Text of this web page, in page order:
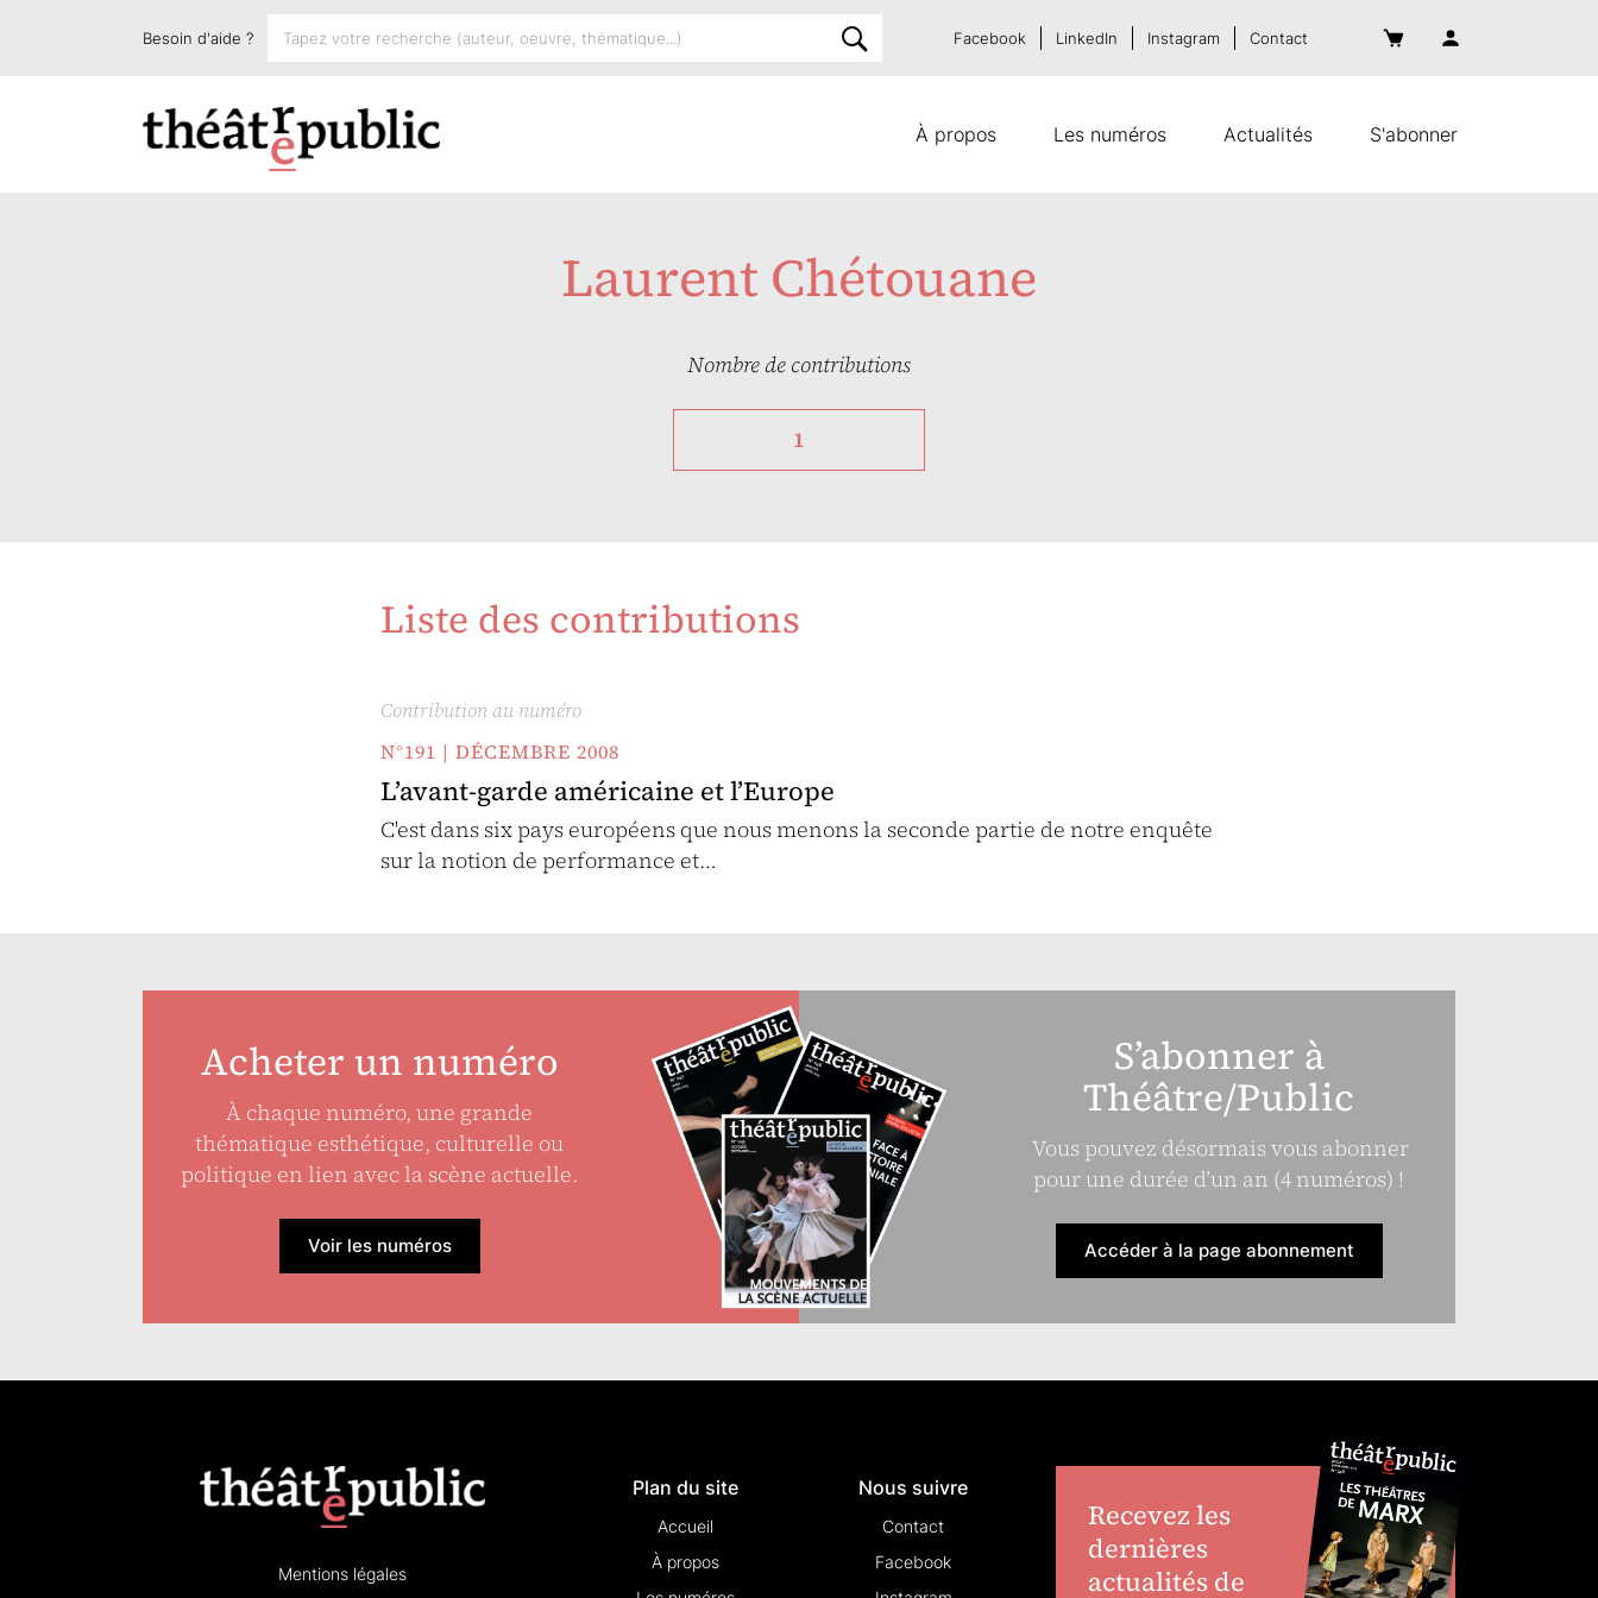
À propos Les numéros Actualités S'abonner
Besoin d'aide ? Facebook LinkedIn Instagram Contact
Laurent Chétouane
Nombre de contributions
1
Liste des contributions
Contribution au numéro
N°191 | DÉCEMBRE 2008
L’avant-garde américaine et l’Europe
C'est dans six pays européens que nous menons la seconde partie de notre enquête
sur la notion de performance et…
Acheter un numéro
À chaque numéro, une grande
thématique esthétique, culturelle ou
politique en lien avec la scène actuelle.
Voir les numéros
S’abonner à
Théâtre/Public
Vous pouvez désormais vous abonner
pour une durée d’un an (4 numéros) !
Accéder à la page abonnement
Mentions légales
Plan du site
Accueil
À propos
Nous suivre
Contact
Facebook
Recevez les
dernières
actualités de